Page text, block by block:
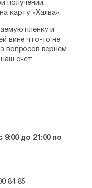
до 21:00 по
84 85
получении.
карту «Халва».
пленку и
вине что-то не
вопросов вернем
счет.